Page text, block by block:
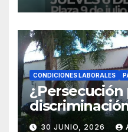
CONDICIONES LABORALES
Regional
30 JUNIO, 2026